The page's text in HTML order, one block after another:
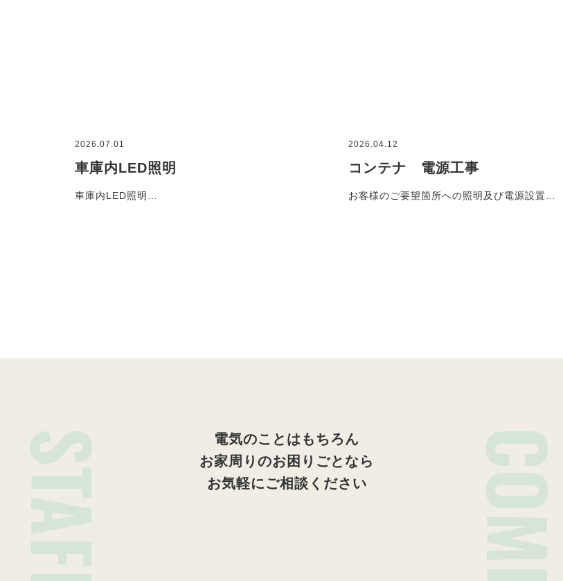
2026.07.01
車庫内LED照明
車庫内LED照明…
2026.04.12
コンテナ 電源工事
お客様のご要望箇所への照明及び電源設置…
STAFF
電気のことはもちろん
お家周りのお困りごとなら
お気軽にご相談ください